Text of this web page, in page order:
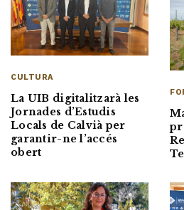
CULTURA
La UIB digitalitzarà les
Jornades d’Estudis
Locals de Calvià per
garantir-ne l’accés
obert